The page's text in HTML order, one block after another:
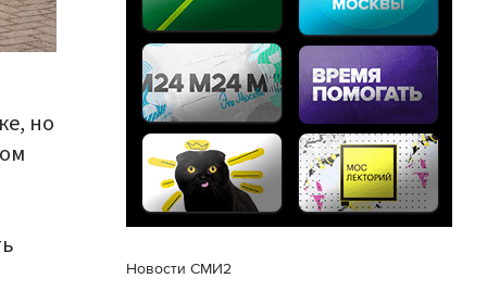
но
Новости СМИ2